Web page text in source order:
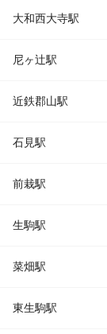
大和西大寺駅
尼ヶ辻駅
近鉄郡山駅
石見駅
前栽駅
生駒駅
菜畑駅
東生駒駅